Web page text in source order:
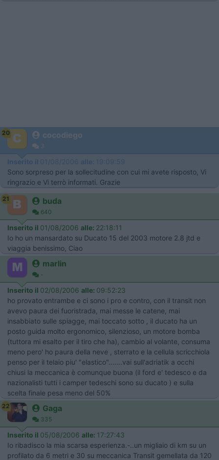
20 cocodiego
3
Inserito il 01/08/2006 alle: 19:09:59
Sono sorpreso per la sollecitudine con cui mi avete risposto, Vi
ringrazio e Vi terrò informati. Grazie
21 buda
640
Inserito il 01/08/2006 alle: 22:18:11
Io ho un mansardato su Ducato 15 del 2003 motore 2.8 jtd e
viaggia benissimo, Ciao
marlin
-
Inserito il 02/08/2006 alle: 09:52:23
ho provato entrambe e ci sono i pro e contro, con il transit non
avevo paura dei fuoristrada, mai messe le catene, mai
insabbiato sulle spiagge, mai toccato sotto , il ducato ha un
posto guida molto ergonomico, silenzioso, un motore bomba
(tuttora mi esalto per il tiro che ha), cambio al volante, consuma
meno pero' ho paura della neve , sterrato e la cellula scricchiola
penso per il telaio piu' "elastico".......vai sull'adriatik a occhi
chiusi la meccanica è comunque buona (il ford e' tedesco e da
nazionalisti tutti i camper tedeschi sono su ducato ) e sulla
scelta finale pesa meno del 50%
22 Gaga
335
Inserito il 05/08/2006 alle: 17:27:43
Io ribadisco la mia scarsa esperienza.-..un migliaio di km su un
profilato da 6 metri e 30 su meccanica Transit gemellata da 120